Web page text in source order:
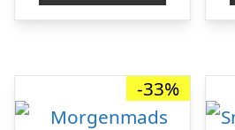
kr. 349,00.kr.
-33%